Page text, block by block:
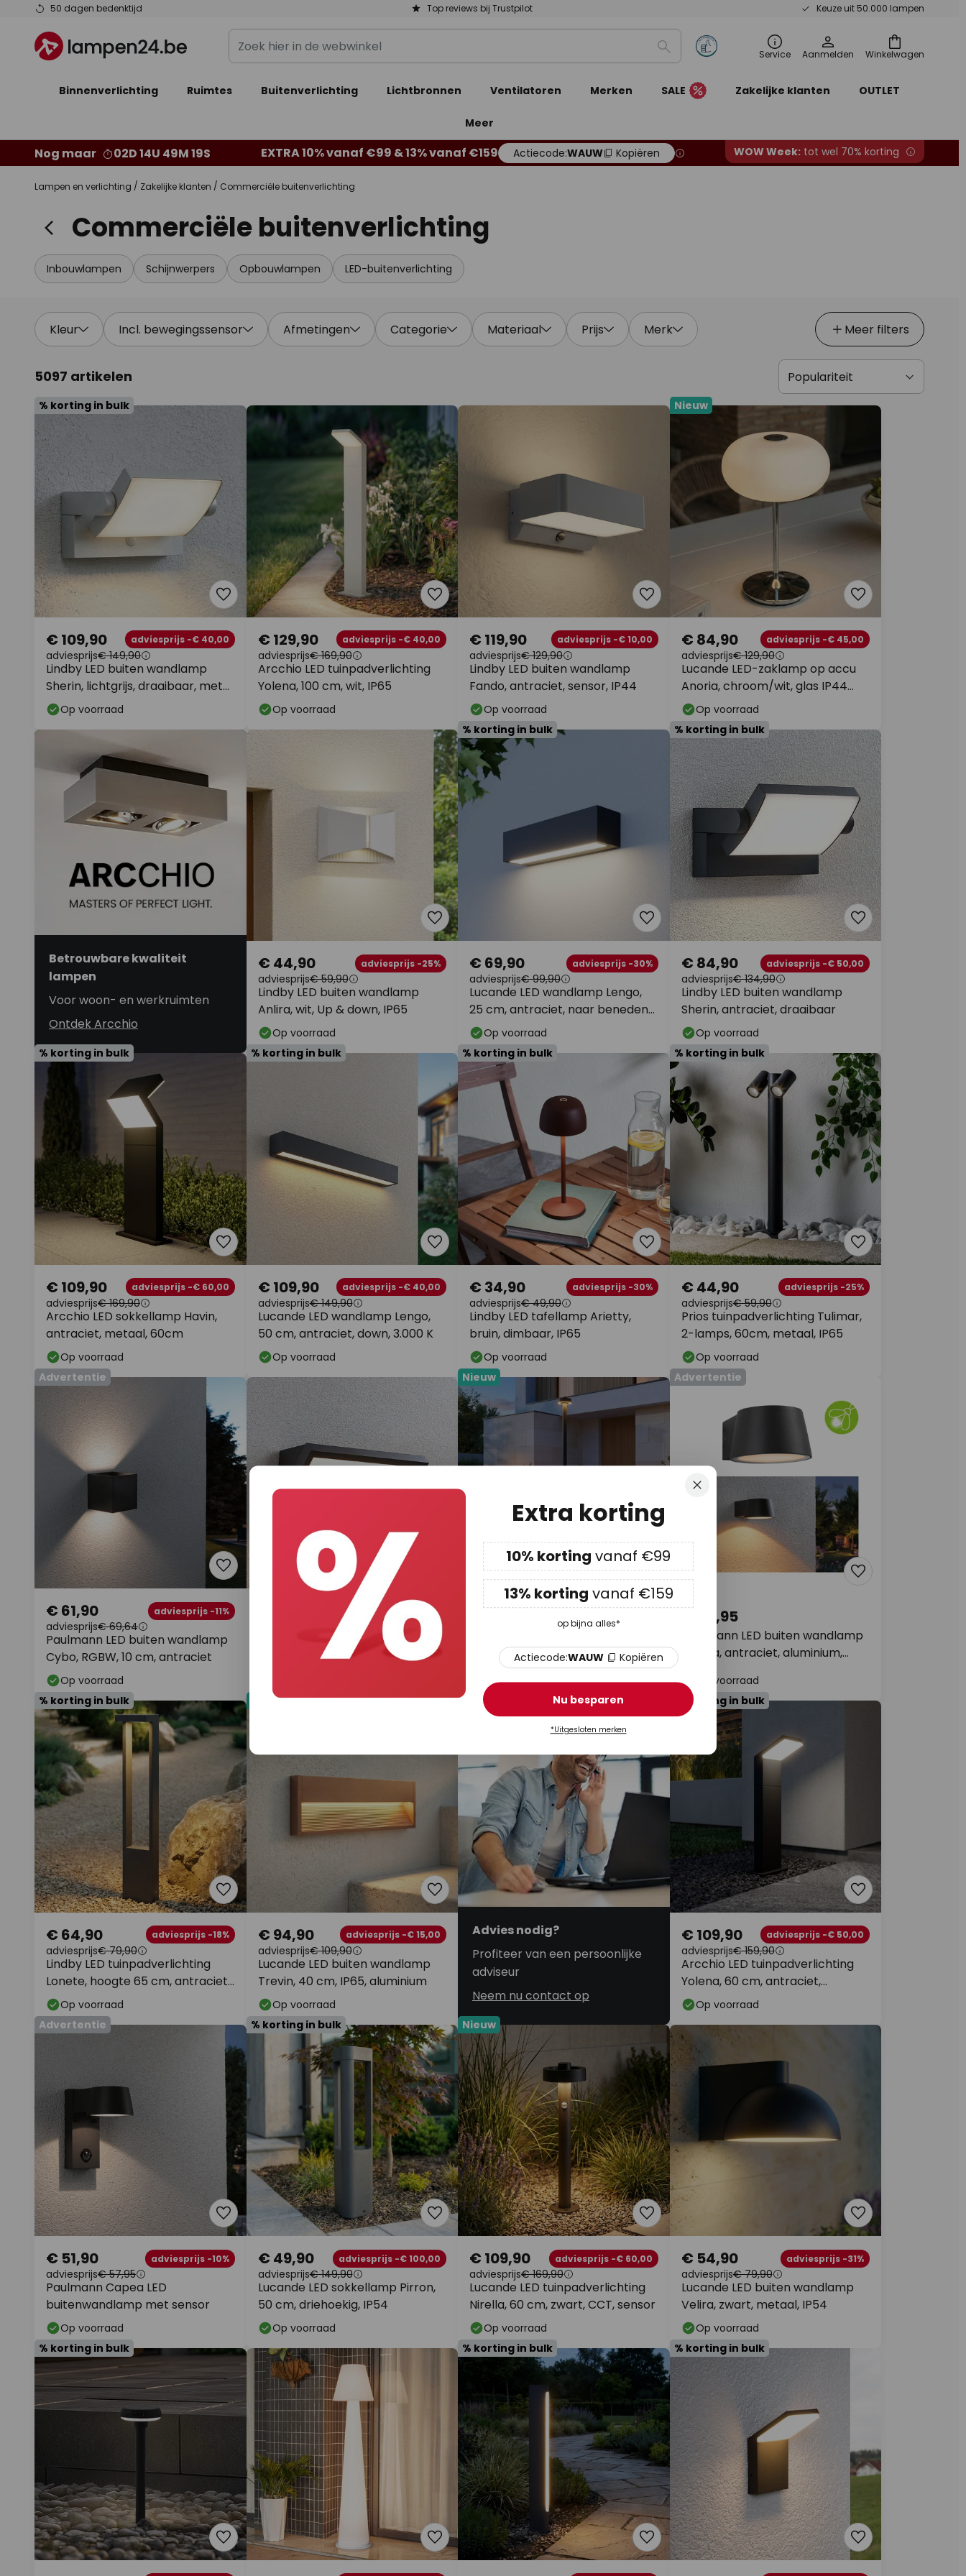
50 dagen bedenktijd Top reviews bij Trustpilot Keuze uit 50.000 lampen
Ga
de
inhoud
Winkelwagen
Zoek
hier
de
Zoeken Service Aanmelden
Binnenverlichting Ruimtes Buitenverlichting Lichtbronnen Ventilatoren Merken SALE Zakelijke klanten OUTLET
Meer
Nog maar 02D 14U 49M 16S EXTRA 10% vanaf €99 & 13% vanaf €159 Actiecode:WAUW Kopiëren WOW Week: tot wel 70% korting
Lampen en verlichting Zakelijke klanten Commerciële buitenverlichting
Commerciële buitenverlichting
Inbouwlampen Schijnwerpers Opbouwlampen LED-buitenverlichting
Kleur Incl. bewegingssensor Afmetingen Categorie Materiaal Prijs Merk Meer filters
5097 artikelen
% korting in bulk
Lindby LED buiten wandlamp
Sherin, lichtgrijs, draaibaar, met
sensor
€ 109,90 adviesprijs -€ 40,00
adviesprijs€ 149,90
Op voorraad
Arcchio LED tuinpadverlichting
Yolena, 100 cm, wit, IP65
€ 129,90 adviesprijs -€ 40,00
adviesprijs€ 169,90
Op voorraad
Lindby LED buiten wandlamp
Fando, antraciet, sensor, IP44
€ 119,90 adviesprijs -€ 10,00
adviesprijs€ 129,90
Op voorraad
Nieuw
Lucande LED-zaklamp op accu
Anoria, chroom/wit, glas IP44
USB
€ 84,90 adviesprijs -€ 45,00
adviesprijs€ 129,90
Op voorraad
Betrouwbare kwaliteit
lampen
Voor woon- en werkruimten
Ontdek Arcchio
Lindby LED buiten wandlamp
Anlira, wit, Up & down, IP65
€ 44,90 adviesprijs -25%
adviesprijs€ 59,90
Op voorraad
% korting in bulk
Lucande LED wandlamp Lengo,
25 cm, antraciet, naar beneden
gericht, 3000K
€ 69,90 adviesprijs -30%
adviesprijs€ 99,90
Op voorraad
% korting in bulk
Lindby LED buiten wandlamp
Sherin, antraciet, draaibaar
€ 84,90 adviesprijs -€ 50,00
adviesprijs€ 134,90
Op voorraad
% korting in bulk
Arcchio LED sokkellamp Havin,
antraciet, metaal, 60cm
€ 109,90 adviesprijs -€ 60,00
adviesprijs€ 169,90
Op voorraad
% korting in bulk
Lucande LED wandlamp Lengo,
50 cm, antraciet, down, 3.000 K
€ 109,90 adviesprijs -€ 40,00
adviesprijs€ 149,90
Op voorraad
% korting in bulk
Lindby LED tafellamp Arietty,
bruin, dimbaar, IP65
€ 34,90 adviesprijs -30%
adviesprijs€ 49,90
Op voorraad
% korting in bulk
Prios tuinpadverlichting Tulimar,
2-lamps, 60cm, metaal, IP65
€ 44,90 adviesprijs -25%
adviesprijs€ 59,90
Op voorraad
Advertentie
Paulmann LED buiten wandlamp
Cybo, RGBW, 10 cm, antraciet
€ 61,90 adviesprijs -11%
adviesprijs€ 69,64
Op voorraad
Lindby LED buiten wandlamp
Abby, grijs, kunststof, IP65
adviesprijs -39%
€ 89,90
Nieuw
200 cm, zwart, CCT, IP65
€ 159,90 adviesprijs -€ 10,00
€ 169,90
Op voorraad
Advertentie
Paulmann LED buiten wandlamp
Capea, antraciet, aluminium,
€ 45,95
Op voorraad
% korting in bulk
Lindby LED tuinpadverlichting
Lonete, hoogte 65 cm, antraciet,
IP65
€ 64,90 adviesprijs -18%
adviesprijs€ 79,90
Op voorraad
Nieuw
Lucande LED buiten wandlamp
Trevin, 40 cm, IP65, aluminium
€ 94,90 adviesprijs -€ 15,00
adviesprijs€ 109,90
Op voorraad
Advies nodig?
Profiteer van een persoonlijke
adviseur
Neem nu contact op
% korting in bulk
Arcchio LED tuinpadverlichting
Yolena, 60 cm, antraciet,
aluminium
€ 109,90 adviesprijs -€ 50,00
adviesprijs€ 159,90
Op voorraad
Advertentie
Paulmann Capea LED
buitenwandlamp met sensor
€ 51,90 adviesprijs -10%
adviesprijs€ 57,95
Op voorraad
% korting in bulk
Lucande LED sokkellamp Pirron,
50 cm, driehoekig, IP54
€ 49,90 adviesprijs -€ 100,00
adviesprijs€ 149,90
Op voorraad
Nieuw
Lucande LED tuinpadverlichting
Nirella, 60 cm, zwart, CCT, sensor
€ 109,90 adviesprijs -€ 60,00
adviesprijs€ 169,90
Op voorraad
Lucande LED buiten wandlamp
Velira, zwart, metaal, IP54
€ 54,90 adviesprijs -31%
adviesprijs€ 79,90
Op voorraad
% korting in bulk
% korting in bulk % korting in bulk
Sluiten
Extra korting
10% korting vanaf €99
13% korting vanaf €159
op bijna alles*
Actiecode:WAUW Kopiëren
Nu besparen
*Uitgesloten merken